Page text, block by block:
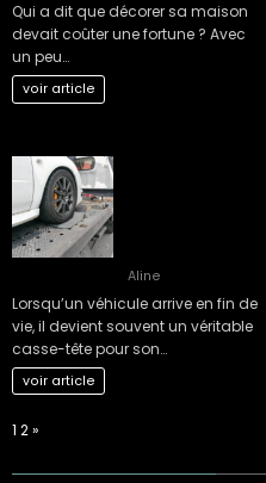
Qui a dit que décorer sa maison
devait coûter une fortune ? Avec
un peu…
voir article
Aline
Lorsqu’un véhicule arrive en fin de
vie, il devient souvent un véritable
casse-tête pour son…
voir article
Page:
1 2Next
»